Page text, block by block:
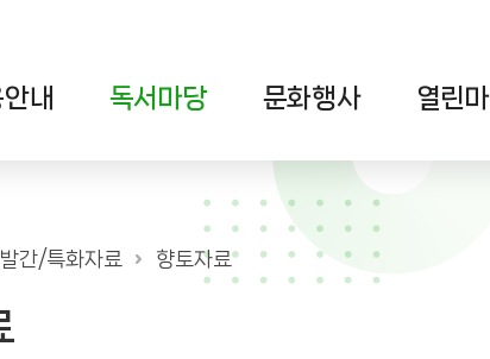
내 독서마당 문화행사 열린
발간/특화자료 향토자료